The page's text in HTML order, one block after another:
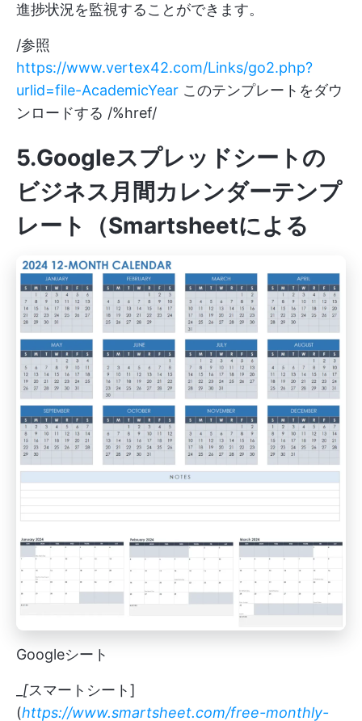
進捗状況を監視することができます。
/参照
https://www.vertex42.com/Links/go2.php?
urlid=file-AcademicYear このテンプレートをダウ
ンロードする /%href/
5.Googleスプレッドシートの
ビジネス月間カレンダーテンプ
レート（Smartsheetによる
Googleシート
[スマートシート]
(https://www.smartsheet.com/free-monthly-